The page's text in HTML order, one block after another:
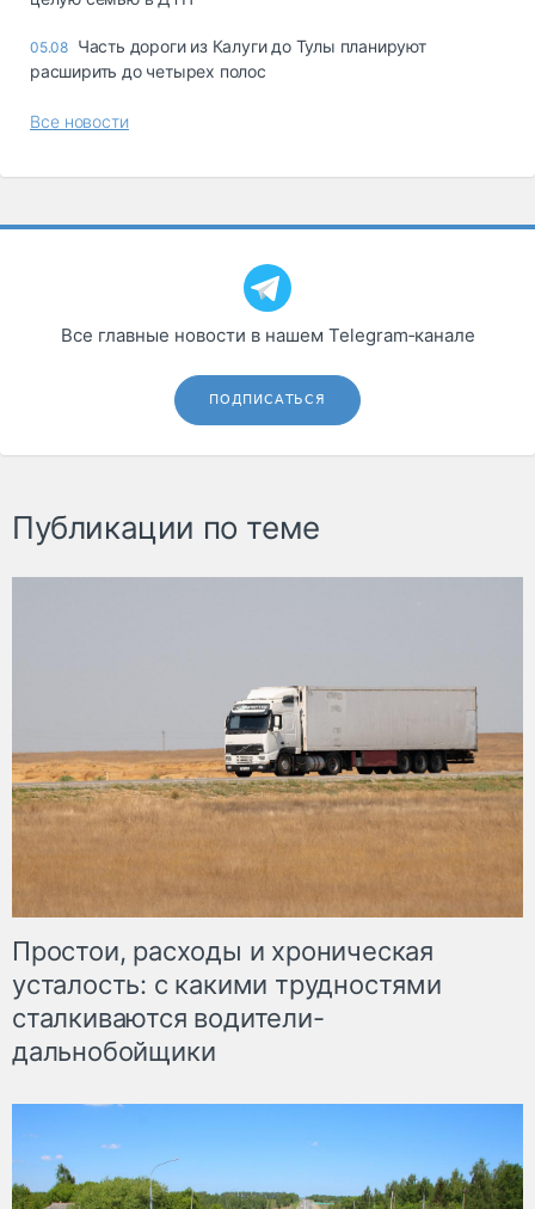
05.08 Часть дороги из Калуги до Тулы планируют
расширить до четырех полос
Все новости
Все главные новости в нашем Telegram‑канале
ПОДПИСАТЬСЯ
Публикации по теме
Простои, расходы и хроническая
усталость: с какими трудностями
сталкиваются водители-
дальнобойщики